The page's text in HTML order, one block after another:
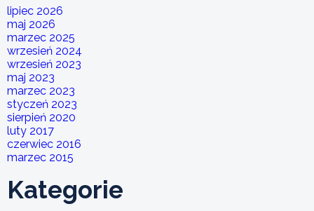
lipiec 2026
maj 2026
marzec 2025
wrzesień 2024
wrzesień 2023
maj 2023
marzec 2023
styczeń 2023
sierpień 2020
luty 2017
czerwiec 2016
marzec 2015
Kategorie